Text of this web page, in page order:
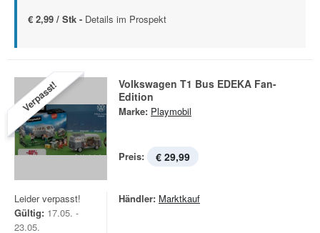
€ 2,99 / Stk - Details im Prospekt
Verpasst!
Volkswagen T1 Bus EDEKA Fan-
Edition
Marke: Playmobil
Preis: € 29,99
Leider verpasst!
Gültig: 17.05. -
23.05.
Händler: Marktkauf